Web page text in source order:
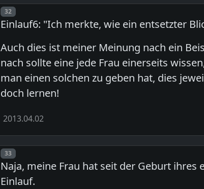
Post number
32
Einlauf6: "Ich merkte, wie ein entsetzter
Auch dies ist meiner Meinung nach ein
nach sollte eine jede Frau einerseits
man einen solchen zu geben hat, dies
doch lernen!
2013.04.02
Post number
33
Naja, meine Frau hat seit der Geburt
Einlauf.